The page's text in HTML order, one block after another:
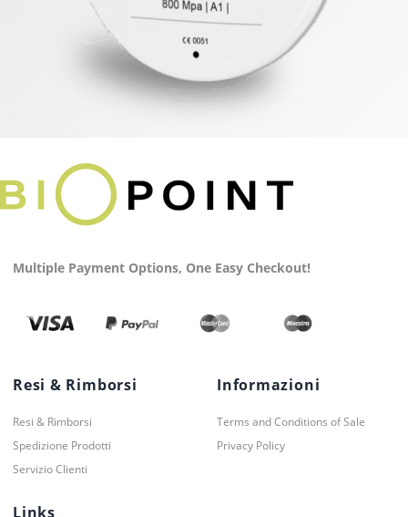
Multiple Payment Options, One Easy Checkout!
Resi & Rimborsi
Resi & Rimborsi
Spedizione Prodotti
Servizio Clienti
Informazioni
Terms and Conditions of Sale
Privacy Policy
Links